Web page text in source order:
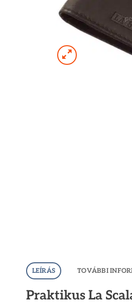
LEÍRÁS TOVÁBBI
Praktikus La